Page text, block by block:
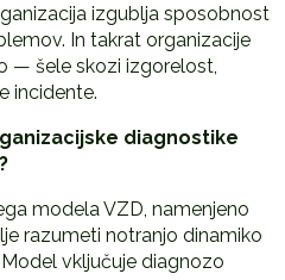
izgublja sposobnost
In takrat organizacije
— šele skozi izgorelost,
incidente.
diagnostike
modela VZD, namenjeno
razumeti notranjo dinamiko
vključuje diagnozo